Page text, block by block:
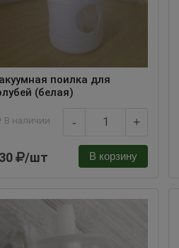
поилка для
(белая)
В наличии - +
/шт В корзину